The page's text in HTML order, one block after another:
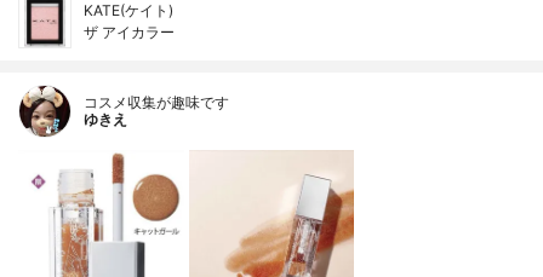
KATE(ケイト)
ザ アイカラー
コスメ収集が趣味です
ゆきえ